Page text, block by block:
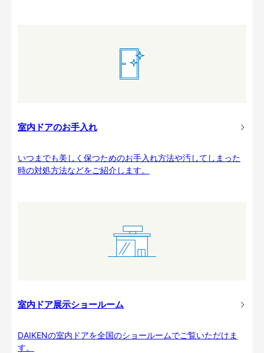
室内ドアのお手入れ
いつまでも美しく保つためのお手入れ方法や汚してしまった
時の対処方法などをご紹介します。
室内ドア展示ショールーム
DAIKENの室内ドアを全国のショールームでご覧いただけま
す。